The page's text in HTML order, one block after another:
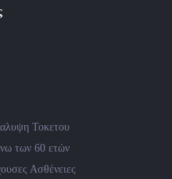
Τοκετου
των 60 ετών
Ασθένειες